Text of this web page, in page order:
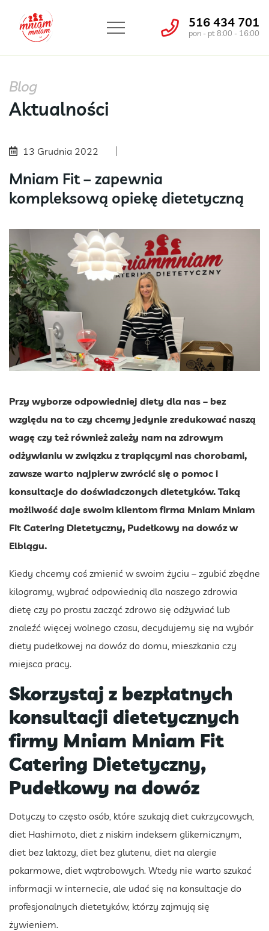
516 434 701
pon - pt 8:00 - 16:00
Blog
Aktualności
13 Grudnia 2022
Mniam Fit – zapewnia
kompleksową opiekę dietetyczną
Przy wyborze odpowiedniej diety dla nas – bez
względu na to czy chcemy jedynie zredukować naszą
wagę czy też również zależy nam na zdrowym
odżywianiu w związku z trapiącymi nas chorobami,
zawsze warto najpierw zwrócić się o pomoc i
konsultacje do doświadczonych dietetyków. Taką
możliwość daje swoim klientom firma Mniam Mniam
Fit Catering Dietetyczny, Pudełkowy na dowóz w
Elblągu.
Kiedy chcemy coś zmienić w swoim życiu – zgubić zbędne
kilogramy, wybrać odpowiednią dla naszego zdrowia
dietę czy po prostu zacząć zdrowo się odżywiać lub
znaleźć więcej wolnego czasu, decydujemy się na wybór
diety pudełkowej na dowóz do domu, mieszkania czy
miejsca pracy.
Skorzystaj z bezpłatnych
konsultacji dietetycznych
firmy Mniam Mniam Fit
Catering Dietetyczny,
Pudełkowy na dowóz
Dotyczy to często osób, które szukają diet cukrzycowych,
diet Hashimoto, diet z niskim indeksem glikemicznym,
diet bez laktozy, diet bez glutenu, diet na alergie
pokarmowe, diet wątrobowych. Wtedy nie warto szukać
informacji w internecie, ale udać się na konsultacje do
profesjonalnych dietetyków, którzy zajmują się
żywieniem.